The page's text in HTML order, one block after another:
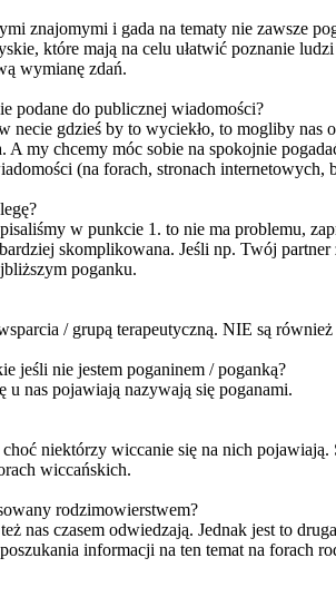
znajomymi i gada na tematy nie zawsze
które mają na celu ułatwić poznanie
wymianę zdań.
podane do publicznej wiadomości?
necie gdzieś by to wyciekło, to mogliby
my chcemy móc sobie na spokojnie
(na forach, stronach internetowych,
w punkcie 1. to nie ma problemu,
skomplikowana. Jeśli np. Twój
poganku.
/ grupą terapeutyczną. NIE są
jeśli nie jestem poganinem / poganką?
nas pojawiają nazywają się poganami.
niektórzy wiccanie się na nich
wiccańskich.
rodzimowierstwem?
nas czasem odwiedzają. Jednak jest to
informacji na ten temat na forach